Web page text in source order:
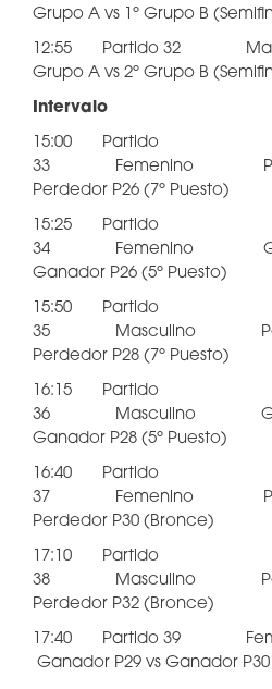
Grupo A vs 1º Grupo B
12:55 Partido 32
Grupo A vs 2º Grupo B
Intervalo
15:00 Partido
33 Femenino
Perdedor P26 (7º Puesto)
15:25 Partido
34 Femenino
Ganador P26 (5º Puesto)
15:50 Partido
35 Masculino
Perdedor P28 (7º Puesto)
16:15 Partido
36 Masculino
Ganador P28 (5º Puesto)
16:40 Partido
37 Femenino
Perdedor P30 (Bronce)
17:10 Partido
38 Masculino
Perdedor P32 (Bronce)
17:40 Partido 39
Ganador P29 vs Ganador